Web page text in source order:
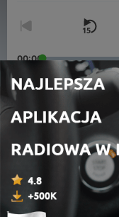
00:00
Odcinki
2 - Metoda Legranda
1 - Korzenie
13 gru 2024